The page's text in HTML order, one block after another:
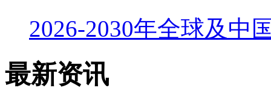
2026-2030年全球及中
最新资讯